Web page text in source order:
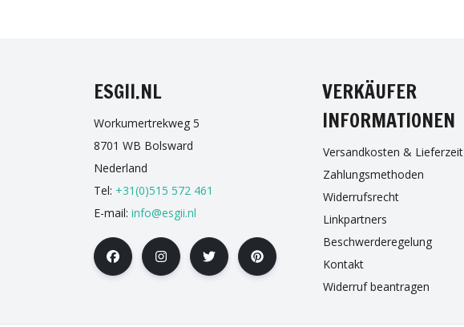
ESGII.NL
Workumertrekweg 5
8701 WB Bolsward
Nederland
Tel: +31(0)515 572 461
E-mail: info@esgii.nl
VERKÄUFER
INFORMATIONEN
Versandkosten & Lieferzeit
Zahlungsmethoden
Widerrufsrecht
Linkpartners
Beschwerderegelung
Kontakt
Widerruf beantragen